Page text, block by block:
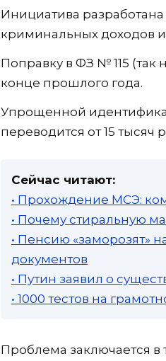
Инициатива
криминальных доходов
Поправку в ФЗ № 115
конце прошлого года.
Упрощенной
переводится от 15 тысяч
Сейчас читают:
• Прохождение МСЭ:
• Почему стиральную
• Пенсию «заморозят»
документов
• Путин заявил о
• 1000 тестов на
Проблема заключается в